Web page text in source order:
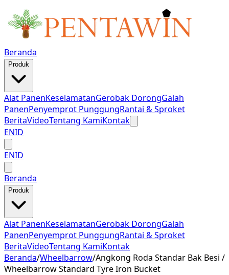
Beranda
Produk
Alat PanenKeselamatanGerobak DorongGalah
PanenPenyemprot PunggungRantai & Sproket
BeritaVideoTentang KamiKontak
ENID
ENID
Beranda
Produk
Alat PanenKeselamatanGerobak DorongGalah
PanenPenyemprot PunggungRantai & Sproket
BeritaVideoTentang KamiKontak
Beranda/Wheelbarrow/Angkong Roda Standar Bak Besi /
Wheelbarrow Standard Tyre Iron Bucket